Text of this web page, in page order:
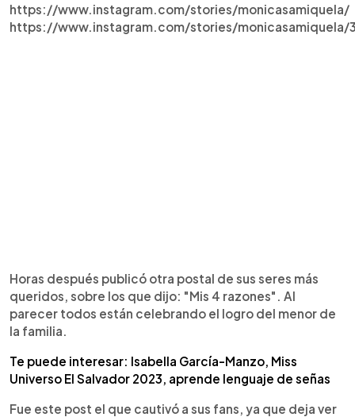
https://www.instagram.com/stories/monicasamiquela/
https://www.instagram.com/stories/monicasamiquela/
Horas después publicó otra postal de sus seres más
queridos, sobre los que dijo: "Mis 4 razones". Al
parecer todos están celebrando el logro del menor de
la familia.
Te puede interesar: Isabella García-Manzo, Miss
Universo El Salvador 2023, aprende lenguaje de señas
Fue este post el que cautivó a sus fans, ya que deja ver